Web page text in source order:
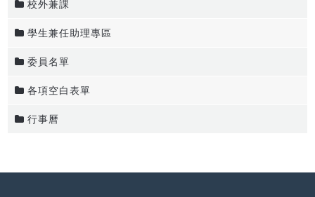
校外兼課
學生兼任助理專區
委員名單
各項空白表單
行事曆